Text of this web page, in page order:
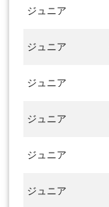
ジュニア
ジュニア
ジュニア
ジュニア
ジュニア
ジュニア